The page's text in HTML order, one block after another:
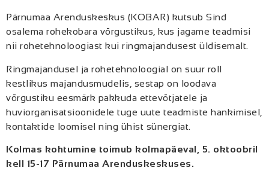
Pärnumaa Arenduskeskus (KOBAR) kutsub Sind
osalema rohekobara võrgustikus, kus jagame teadmisi
nii rohetehnoloogiast kui ringmajandusest üldisemalt.
Ringmajandusel ja rohetehnoloogial on suur roll
kestlikus majandusmudelis, sestap on loodava
võrgustiku eesmärk pakkuda ettevõtjatele ja
huviorganisatsioonidele tuge uute teadmiste hankimisel,
kontaktide loomisel ning ühist sünergiat.
Kolmas kohtumine toimub kolmapäeval, 5. oktoobril
kell 15-17 Pärnumaa Arenduskeskuses.